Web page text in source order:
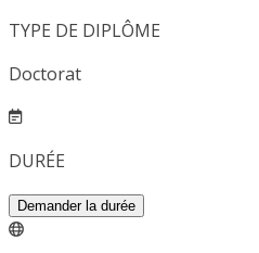
TYPE DE DIPLÔME
Doctorat
DURÉE
Demander la durée